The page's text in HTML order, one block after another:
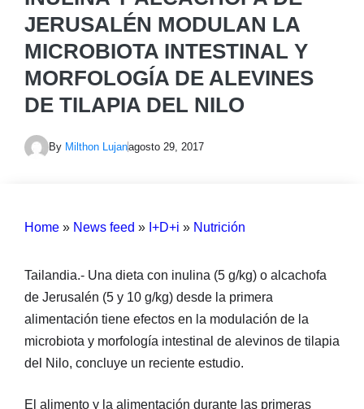
JERUSALÉN MODULAN LA
MICROBIOTA INTESTINAL Y
MORFOLOGÍA DE ALEVINES
DE TILAPIA DEL NILO
By Milthon Lujanagosto 29, 2017
Home » News feed » I+D+i » Nutrición
Tailandia.- Una dieta con inulina (5 g/kg) o alcachofa
de Jerusalén (5 y 10 g/kg) desde la primera
alimentación tiene efectos en la modulación de la
microbiota y morfología intestinal de alevinos de tilapia
del Nilo, concluye un reciente estudio.
El alimento y la alimentación durante las primeras